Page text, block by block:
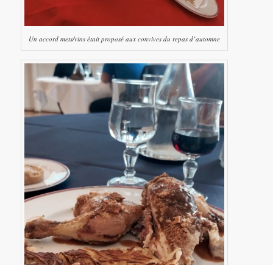
Un accord mets/vins était proposé aux convives du repas d’automne